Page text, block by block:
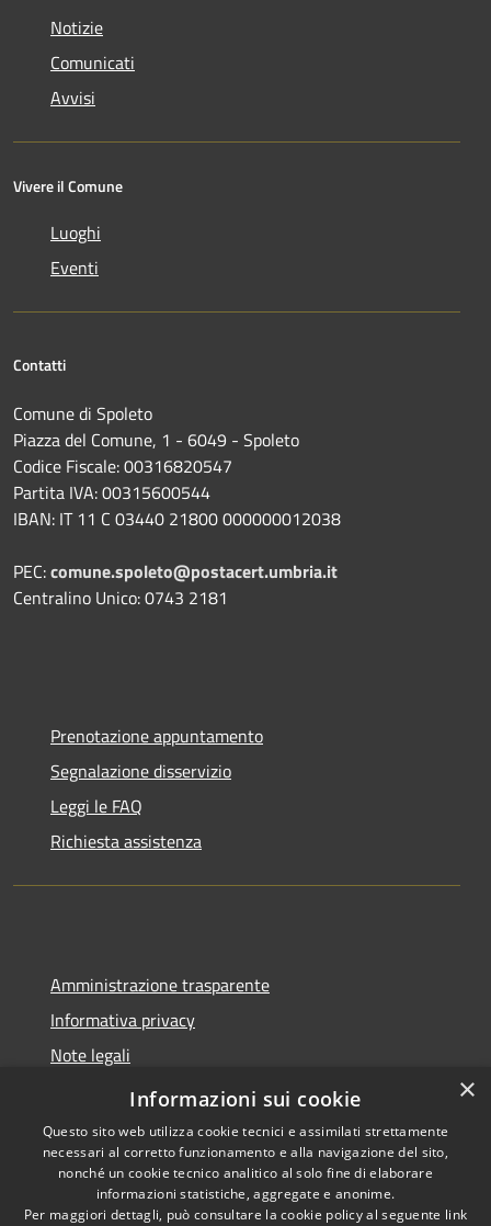
Notizie
Comunicati
Avvisi
Vivere il Comune
Luoghi
Eventi
Contatti
Comune di Spoleto
Piazza del Comune, 1 - 6049 - Spoleto
Codice Fiscale: 00316820547
Partita IVA: 00315600544
IBAN: IT 11 C 03440 21800 000000012038
PEC:comune.spoleto@postacert.umbria.it
Centralino Unico: 0743 2181
Prenotazione appuntamento
Segnalazione disservizio
Leggi le FAQ
Richiesta assistenza
Amministrazione trasparente
Informativa privacy
Note legali
Dichiarazione di accessibilità
Copyright © 2026 • Comune di
×
Informazioni sui cookie
Questo sito web utilizza cookie tecnici e assimilati strettamente
necessari al corretto funzionamento e alla navigazione del sito,
nonché un cookie tecnico analitico al solo fine di elaborare
informazioni statistiche, aggregate e anonime.
Per maggiori dettagli, può consultare la cookie policy al seguente link